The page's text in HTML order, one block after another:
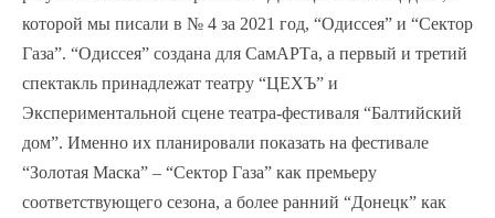
которой мы писали в № 4 за 2021 год, “Одиссея” и “Сектор
Газа”. “Одиссея” создана для СамАРТа, а первый и третий
спектакль принадлежат театру “ЦЕХЪ” и
Экспериментальной сцене театра-фестиваля “Балтийский
дом”. Именно их планировали показать на фестивале
“Золотая Маска” – “Сектор Газа” как премьеру
соответствующего сезона, а более ранний “Донецк” как